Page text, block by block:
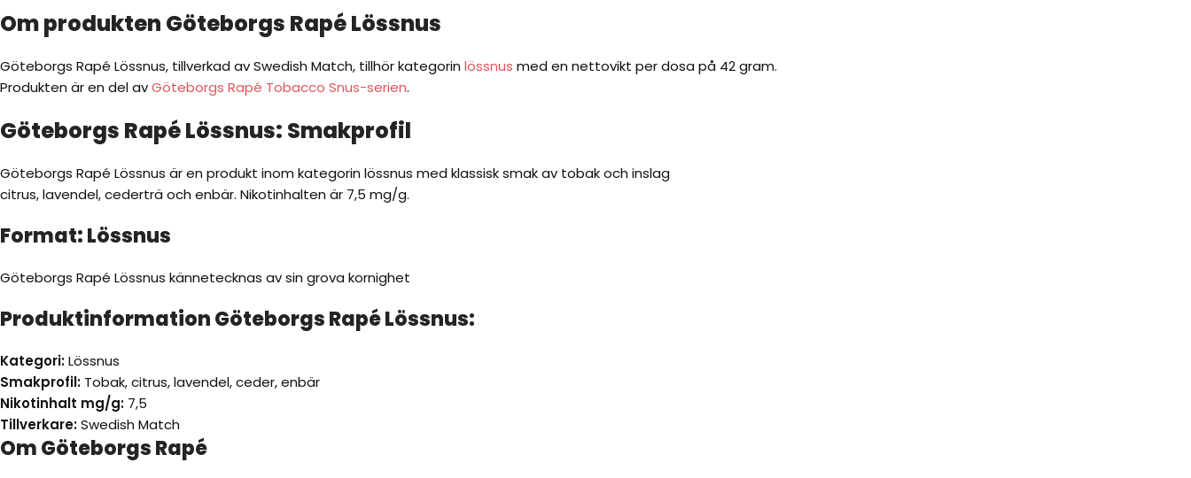
Om produkten Göteborgs Rapé Lössnus
Göteborgs Rapé Lössnus, tillverkad av Swedish Match, tillhör kategorin lössnus med en nettovikt per dosa på 42 gram.
Produkten är en del avGöteborgs Rapé Tobacco Snus-serien.
Göteborgs Rapé Lössnus: Smakprofil
Göteborgs Rapé Lössnus är en produkt inom kategorin lössnus med klassisk smak av tobak och inslag
citrus, lavendel, cederträ och enbär. Nikotinhalten är 7,5 mg/g.
Format: Lössnus
Göteborgs Rapé Lössnus kännetecknas av sin grova kornighet
Produktinformation Göteborgs Rapé Lössnus:
Kategori:Lössnus
Smakprofil: Tobak, citrus, lavendel, ceder, enbär
Nikotinhalt mg/g: 7,5
Tillverkare:Swedish Match
Om Göteborgs Rapé